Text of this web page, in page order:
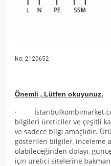
No : 2120652
Önemli , Lütfen okuyunuz.
·
bilgileri üreticiler ve çeşitli
ve sadece bilgi amaçlıdır.
gösterilen bilgiler, inceleme
olabileceğinden dolayı,
için üretici sitelerine